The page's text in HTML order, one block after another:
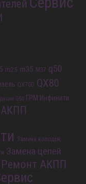
Сервис
M37 q50
QX80
Q50
АКПП
Замена колодок
Замена цепей
Ремонт АКПП